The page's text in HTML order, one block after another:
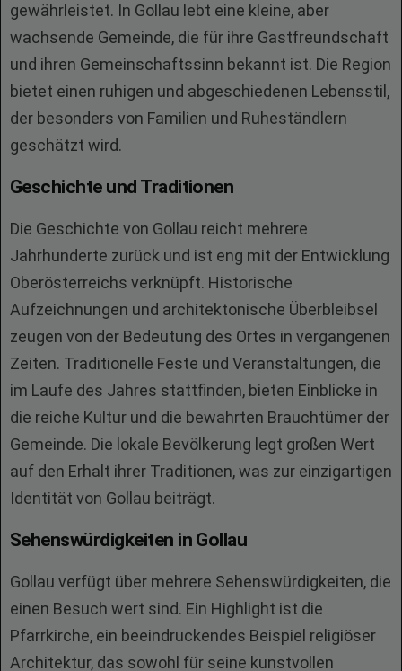
gewährleistet. In Gollau lebt eine kleine, aber
wachsende Gemeinde, die für ihre Gastfreundschaft
und ihren Gemeinschaftssinn bekannt ist. Die Region
bietet einen ruhigen und abgeschiedenen Lebensstil,
der besonders von Familien und Ruheständlern
geschätzt wird.
Geschichte und Traditionen
Die Geschichte von Gollau reicht mehrere
Jahrhunderte zurück und ist eng mit der Entwicklung
Oberösterreichs verknüpft. Historische
Aufzeichnungen und architektonische Überbleibsel
zeugen von der Bedeutung des Ortes in vergangenen
Zeiten. Traditionelle Feste und Veranstaltungen, die
im Laufe des Jahres stattfinden, bieten Einblicke in
die reiche Kultur und die bewahrten Brauchtümer der
Gemeinde. Die lokale Bevölkerung legt großen Wert
auf den Erhalt ihrer Traditionen, was zur einzigartigen
Identität von Gollau beiträgt.
Sehenswürdigkeiten in Gollau
Gollau verfügt über mehrere Sehenswürdigkeiten, die
einen Besuch wert sind. Ein Highlight ist die
Pfarrkirche, ein beeindruckendes Beispiel religiöser
Architektur, das sowohl für seine kunstvollen